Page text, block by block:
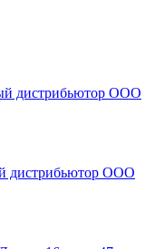
дистрибьютор ООО
дистрибьютор ООО